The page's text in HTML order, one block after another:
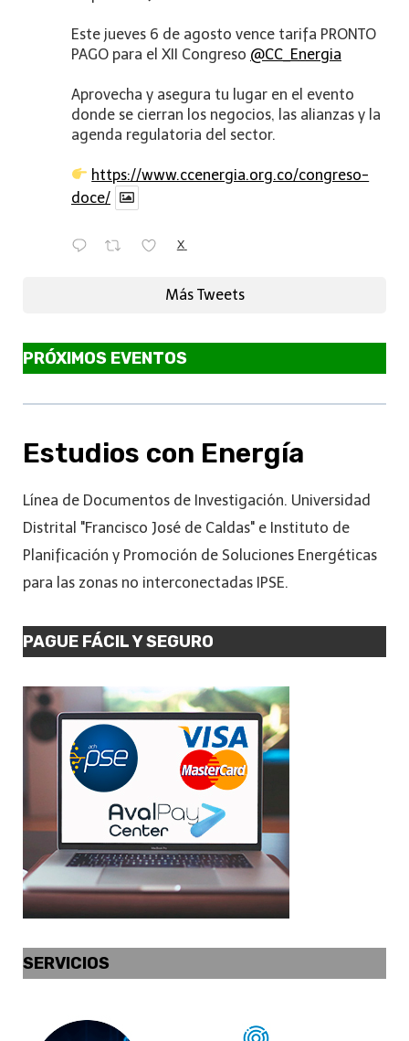
Este jueves 6 de agosto vence tarifa PRONTO
PAGO para el XII Congreso @CC_Energia
Aprovecha y asegura tu lugar en el evento
donde se cierran los negocios, las alianzas y la
agenda regulatoria del sector.
https://www.ccenergia.org.co/congreso-
doce/
X
Más Tweets
PRÓXIMOS EVENTOS
Estudios con Energía
Línea de Documentos de Investigación. Universidad
Distrital "Francisco José de Caldas" e Instituto de
Planificación y Promoción de Soluciones Energéticas
para las zonas no interconectadas IPSE.
PAGUE FÁCIL Y SEGURO
SERVICIOS